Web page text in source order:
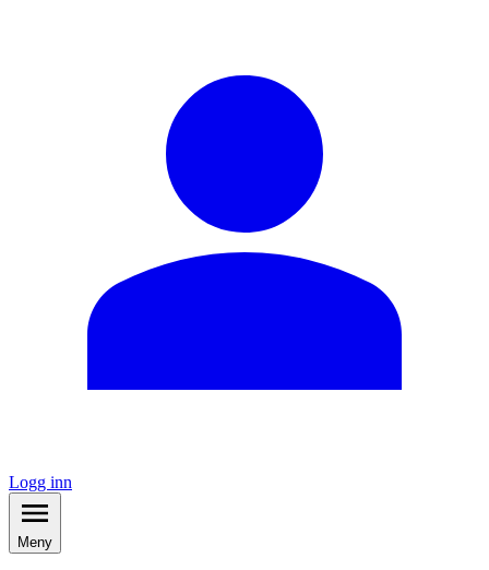
Logg inn
Meny